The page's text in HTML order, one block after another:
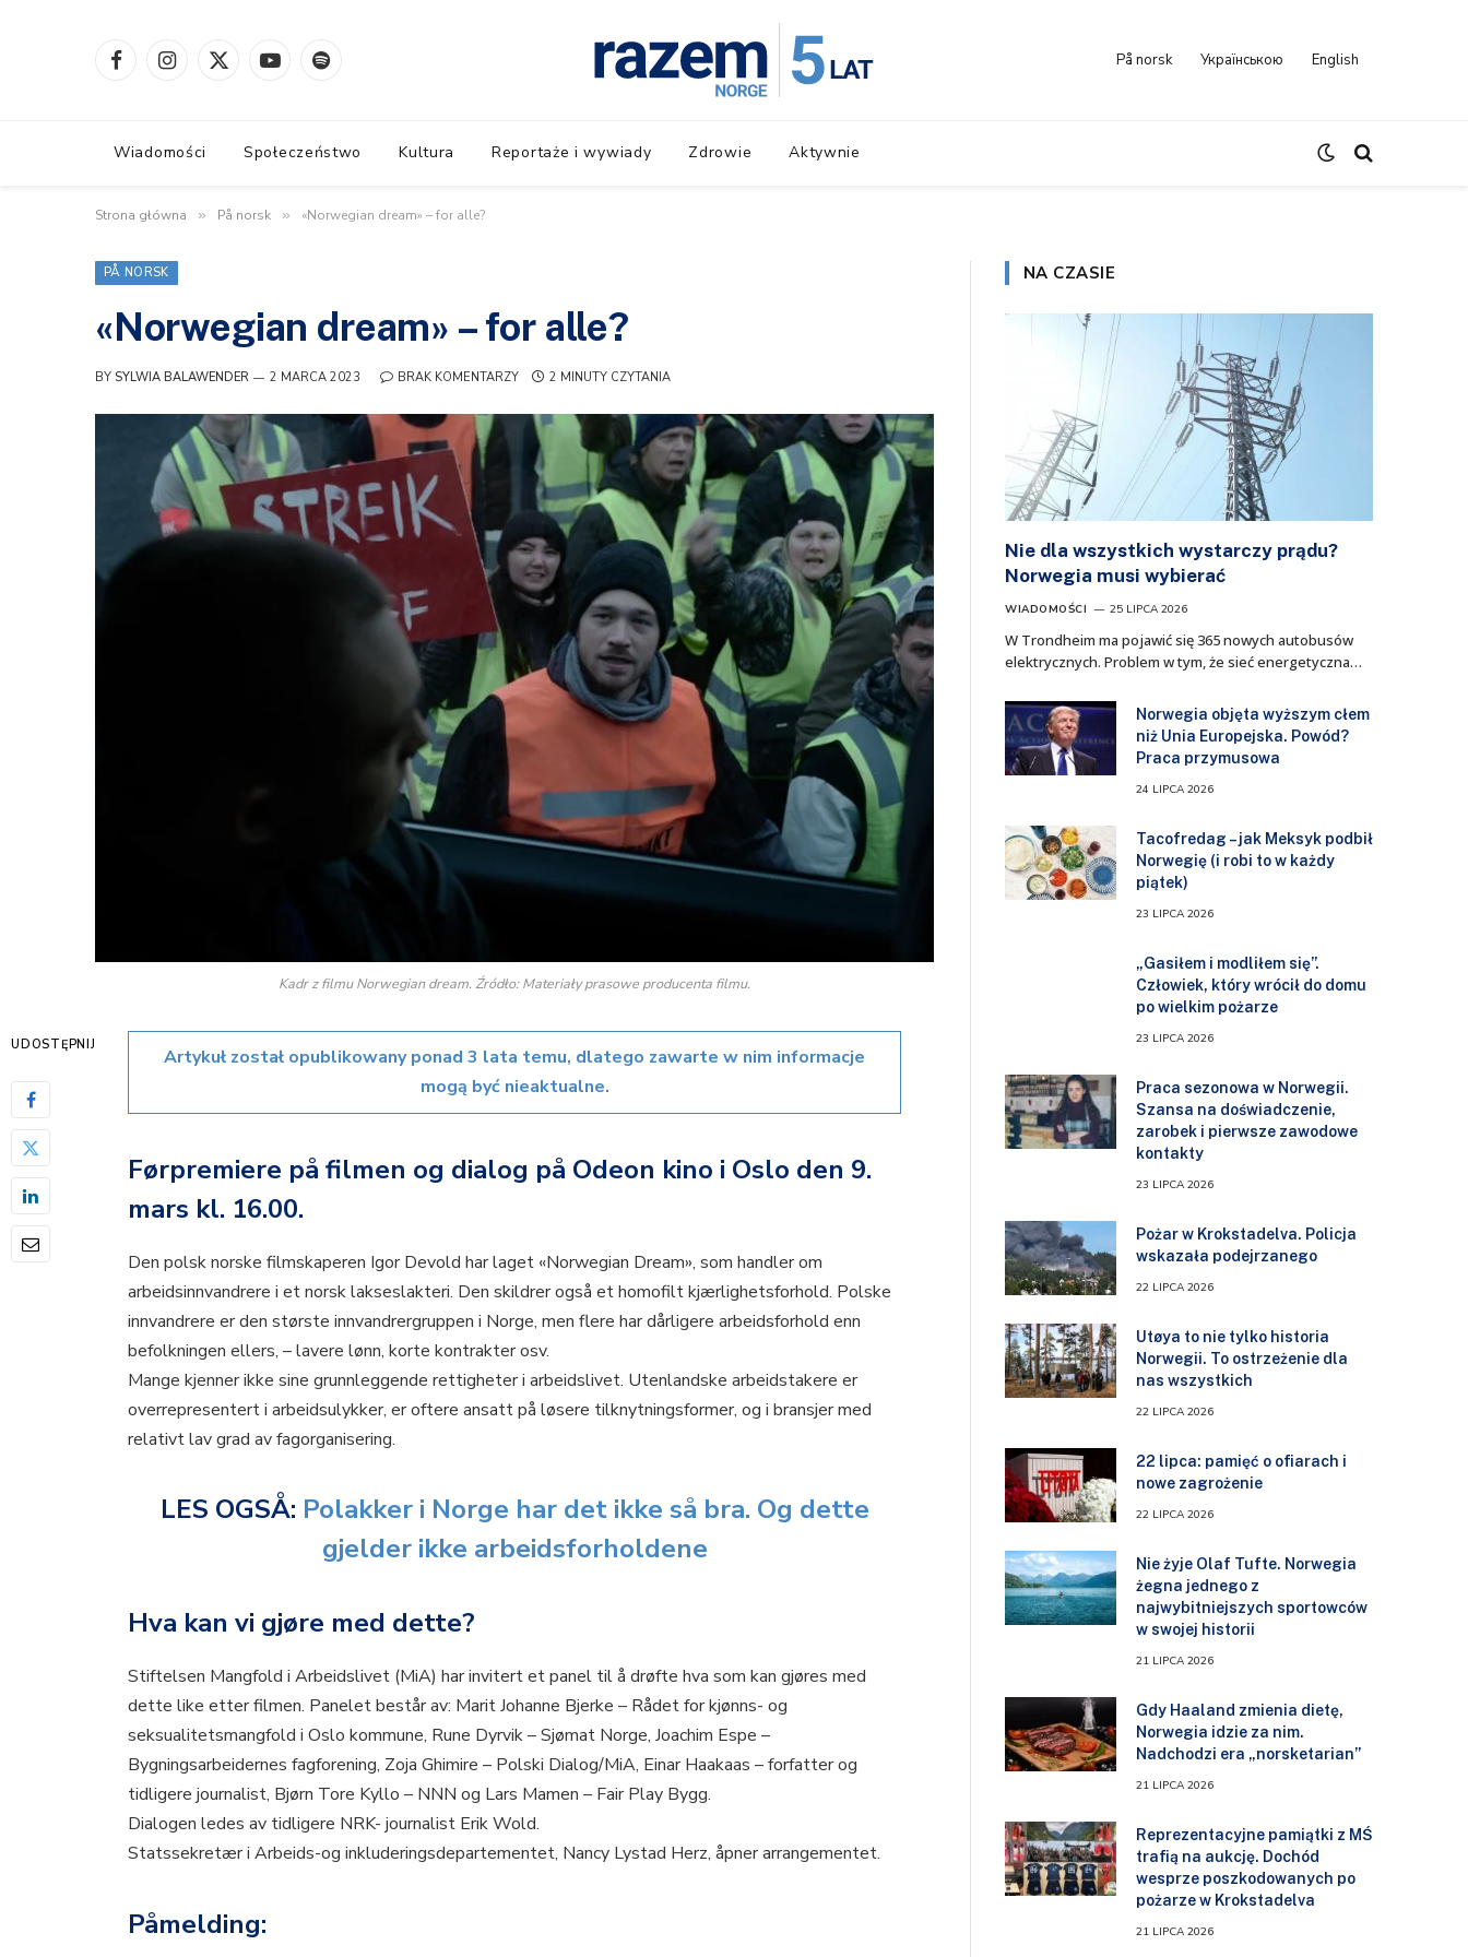
FacebookInstagram
X
YouTubeSpotify På norsk Українською English
Wiadomości Społeczeństwo Kultura Reportaże i wywiady Zdrowie Aktywnie
Strona główna » På norsk » «Norwegian dream» – for alle?
PÅ NORSK
«Norwegian dream» – for alle?
BY SYLWIA BALAWENDER 2 MARCA 2023 BRAK KOMENTARZY 2 MINUTY CZYTANIA
Kadr z filmu Norwegian dream. Źródło: Materiały prasowe producenta filmu.
UDOSTĘPNIJ
Artykuł został opublikowany ponad 3 lata temu, dlatego zawarte w nim informacje
mogą być nieaktualne.
Førpremiere på filmen og dialog på Odeon kino i Oslo den 9.
mars kl. 16.00.
Den polsk norske filmskaperen Igor Devold har laget «Norwegian Dream», som handler om
arbeidsinnvandrere i et norsk lakseslakteri. Den skildrer også et homofilt kjærlighetsforhold. Polske
innvandrere er den største innvandrergruppen i Norge, men flere har dårligere arbeidsforhold enn
befolkningen ellers, – lavere lønn, korte kontrakter osv.
Mange kjenner ikke sine grunnleggende rettigheter i arbeidslivet. Utenlandske arbeidstakere er
overrepresentert i arbeidsulykker, er oftere ansatt på løsere tilknytningsformer, og i bransjer med
relativt lav grad av fagorganisering.
LES OGSÅ: Polakker i Norge har det ikke så bra. Og dette
gjelder ikke arbeidsforholdene
Hva kan vi gjøre med dette?
Stiftelsen Mangfold i Arbeidslivet (MiA) har invitert et panel til å drøfte hva som kan gjøres med
dette like etter filmen. Panelet består av: Marit Johanne Bjerke – Rådet for kjønns- og
seksualitetsmangfold i Oslo kommune, Rune Dyrvik – Sjømat Norge, Joachim Espe –
Bygningsarbeidernes fagforening, Zoja Ghimire – Polski Dialog/MiA, Einar Haakaas – forfatter og
tidligere journalist, Bjørn Tore Kyllo – NNN og Lars Mamen – Fair Play Bygg.
Dialogen ledes av tidligere NRK- journalist Erik Wold.
Statssekretær i Arbeids-og inkluderingsdepartementet, Nancy Lystad Herz, åpner arrangementet.
Påmelding:
NA CZASIE
Nie dla wszystkich wystarczy prądu?
Norwegia musi wybierać
WIADOMOŚCI 25 LIPCA 2026
W Trondheim ma pojawić się 365 nowych autobusów
elektrycznych. Problem w tym, że sieć energetyczna…
Norwegia objęta wyższym cłem
niż Unia Europejska. Powód?
Praca przymusowa
24 LIPCA 2026
Tacofredag – jak Meksyk podbił
Norwegię (i robi to w każdy
piątek)
23 LIPCA 2026
„Gasiłem i modliłem się”.
Człowiek, który wrócił do domu
po wielkim pożarze
23 LIPCA 2026
Praca sezonowa w Norwegii.
Szansa na doświadczenie,
zarobek i pierwsze zawodowe
kontakty
23 LIPCA 2026
Pożar w Krokstadelva. Policja
wskazała podejrzanego
22 LIPCA 2026
Utøya to nie tylko historia
Norwegii. To ostrzeżenie dla
nas wszystkich
22 LIPCA 2026
22 lipca: pamięć o ofiarach i
nowe zagrożenie
22 LIPCA 2026
Nie żyje Olaf Tufte. Norwegia
żegna jednego z
najwybitniejszych sportowców
w swojej historii
21 LIPCA 2026
Gdy Haaland zmienia dietę,
Norwegia idzie za nim.
Nadchodzi era „norsketarian”
21 LIPCA 2026
Reprezentacyjne pamiątki z MŚ
trafią na aukcję. Dochód
wesprze poszkodowanych po
pożarze w Krokstadelva
21 LIPCA 2026